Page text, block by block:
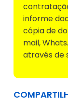
informe
cópia de
mail,
através de